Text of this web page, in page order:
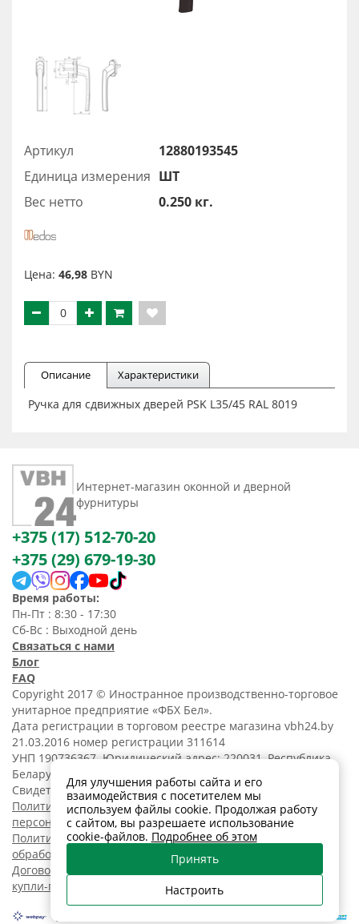
Артикул
12880193545
Единица измерения ШТ
Вес нетто
0.250 кг.
Цена: 46,98 BYN
Описание Характеристики
Ручка для сдвижных дверей PSK L35/45 RAL 8019
Интернет-магазин оконной и дверной
фурнитуры
+375 (17) 512-70-20
+375 (29) 679-19-30
Время работы:
Пн-Пт : 8:30 - 17:30
Сб-Вс : Выходной день
Связаться с нами
Блог
FAQ
Copyright 2017 © Иностранное производственно-торговое
унитарное предприятие «ФБХ Бел».
Дата регистрации в торговом реестре магазина vbh24.by
21.03.2016 номер регистрации 311614
УНП 190736367. Юридический адрес: 220031, Республика
Беларусь, г. Минск, ул. Танковая, 15-1, 5 этаж;
Свидетельство о регистрации N190736367 от 11.02.2014.
Политика обработки
персональных данных
Политика в отношении
обработки cookies
Договор розничной
купли-продажи
Для улучшения работы сайта и его
взаимодействия с посетителем мы
используем файлы cookie. Продолжая работу
с сайтом, вы разрешаете использование
cookie-файлов. Подробнее об этом
Принять
Настроить